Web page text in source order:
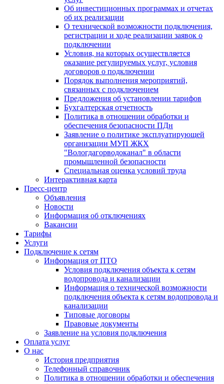
Об инвестиционных программах и отчетах
об их реализации
О технической возможности подключения,
регистрации и ходе реализации заявок о
подключении
Условия, на которых осуществляется
оказание регулируемых услуг, условия
договоров о подключении
Порядок выполнения мероприятий,
связанных с подключением
Предложения об установлении тарифов
Бухгалтерская отчетность
Политика в отношении обработки и
обеспечения безопасности ПДн
Заявление о политике эксплуатирующей
организации МУП ЖКХ
"Вологдагорводоканал" в области
промышленной безопасности
Специальная оценка условий труда
Интерактивная карта
Пресс-центр
Объявления
Новости
Информация об отключениях
Вакансии
Тарифы
Услуги
Подключение к сетям
Информация от ПТО
Условия подключения объекта к сетям
водопровода и канализации
Информация о технической возможности
подключения объекта к сетям водопровода и
канализации
Типовые договоры
Правовые документы
Заявление на условия подключения
Оплата услуг
О нас
История предприятия
Телефонный справочник
Политика в отношении обработки и обеспечения